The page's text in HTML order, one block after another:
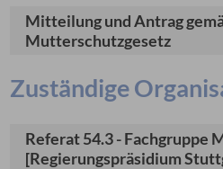
Mitteilung und Antrag
Mutterschutzgesetz
Zuständige
Referat 54.3 - Fachgruppe
[Regierungspräsidium